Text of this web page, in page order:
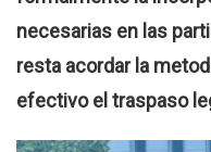
necesarias en las
resta acordar la
efectivo el traspaso